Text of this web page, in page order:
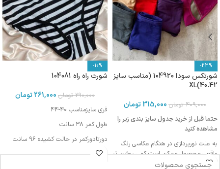
-23%
شورتکس سودا 104920 (مناسب سایز
40.42)XL
409,000 تومان 315,000تومان
حتما قبل از خرید جدول سایز بندی زیر را
مشاهده کنید
به علت نورپردازی در هنگام عکاسی رنگ
واقعی محصول ممکن است کمی روشن تر
یا تیره تر باشد
-10%
شورت راه راه 104081
290,000 تومان 261,000تومان
فری سایزمناسب 40-44
طول کمر 38 سانت
دورتادورکمر در حالت کشیده 96 سانت